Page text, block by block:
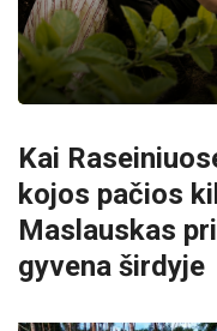
Kai
kojos pačios
Maslauskas
gyvena širdyje